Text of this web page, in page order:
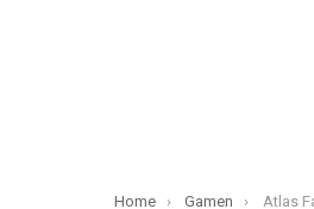
You are here:
Home Gamen Atlas